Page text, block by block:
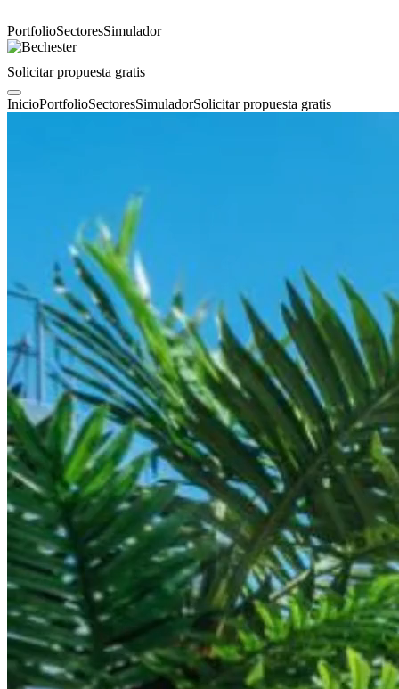
PortfolioSectoresSimulador
Solicitar propuesta gratis
InicioPortfolioSectoresSimuladorSolicitar propuesta gratis